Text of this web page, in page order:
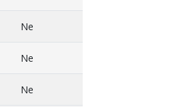
Ne
Ne
Ne